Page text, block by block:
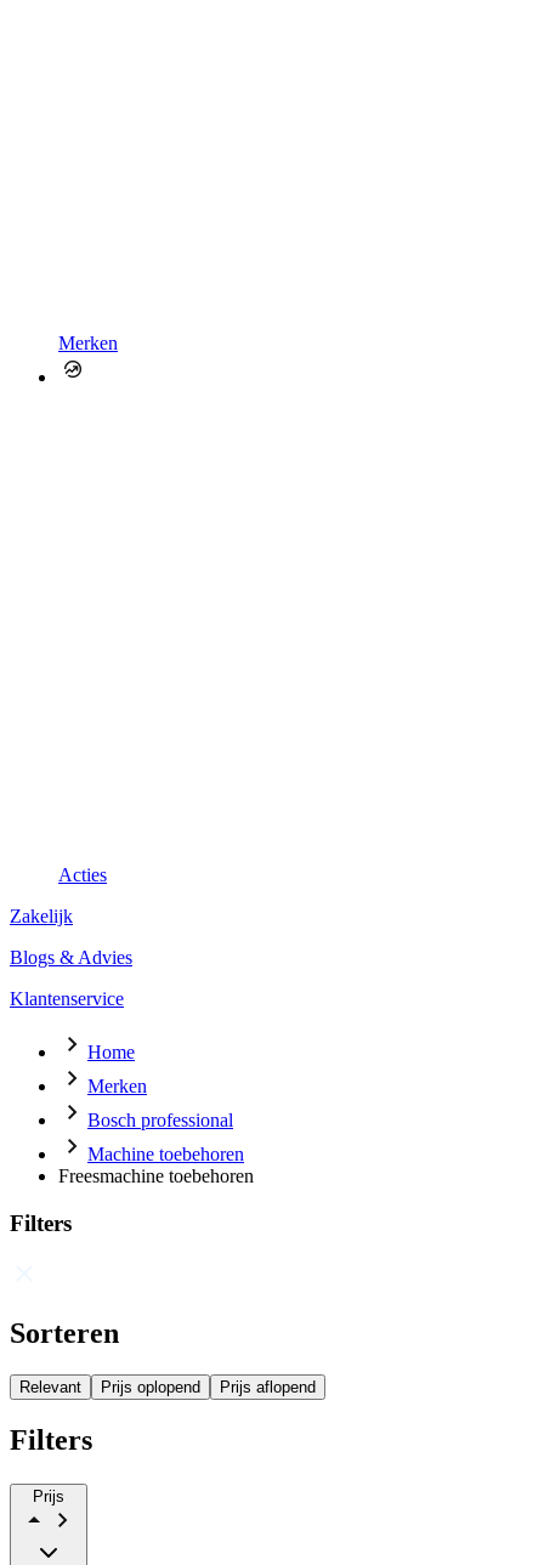
Merken
Acties
Zakelijk
Blogs & Advies
Klantenservice
Home
Merken
Bosch professional
Machine toebehoren
Freesmachine toebehoren
Filters
Sorteren
Relevant Prijs oplopend Prijs aflopend
Filters
Prijs